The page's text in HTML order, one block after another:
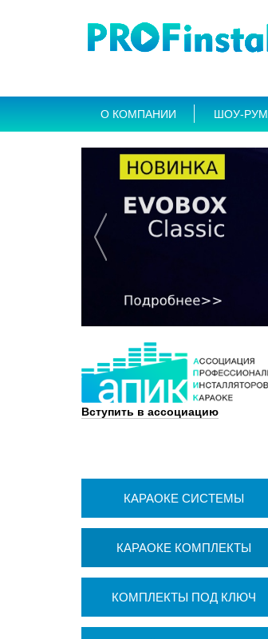
О КОМПАНИИ ШОУ-РУМ
Вступить в ассоциацию
КАРАОКЕ СИСТЕМЫ
КАРАОКЕ КОМПЛЕКТЫ
КОМПЛЕКТЫ ПОД КЛЮЧ